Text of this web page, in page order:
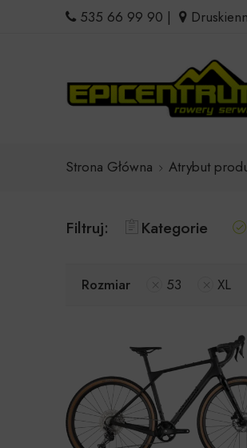
535 66 99 90 |
Strona Główna Atrybut
Filtruj: Kategorie
Rozmiar 53 XL